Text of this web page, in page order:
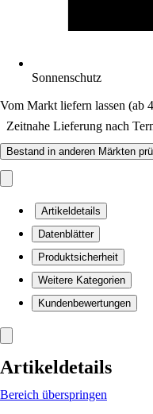
Sonnenschutz
Vom Markt liefern lassen (ab
Zeitnahe Lieferung nach
Bestand in anderen Märkten
Artikeldetails
Datenblätter
Produktsicherheit
Weitere Kategorien
Kundenbewertungen
Artikeldetails
Bereich überspringen